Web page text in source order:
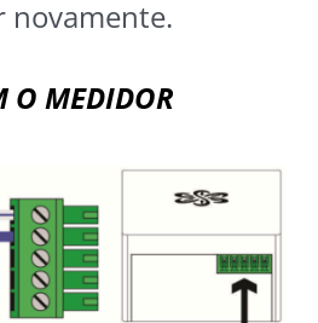
novamente.
O MEDIDOR